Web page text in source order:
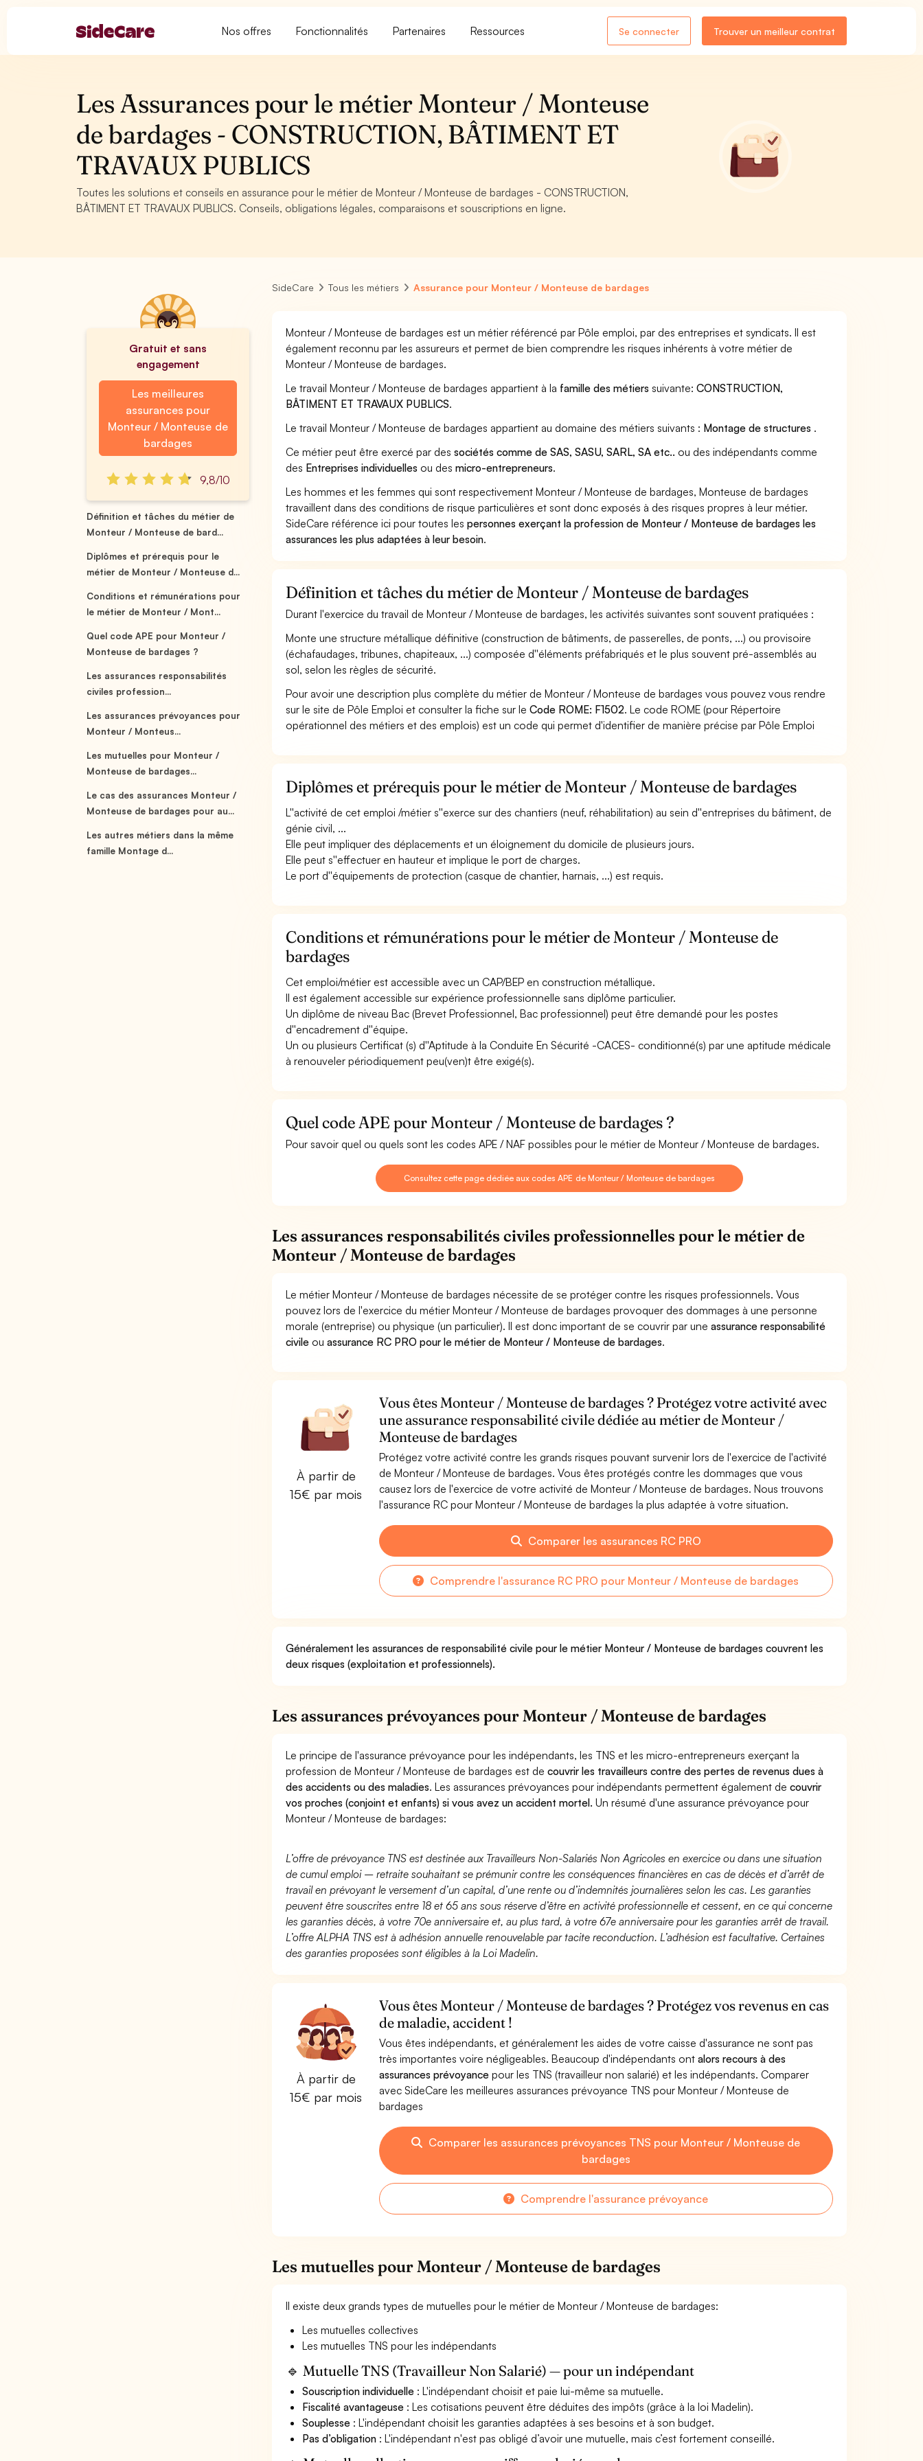
Nos offres Fonctionnalités Partenaires Ressources Se connecter Trouver un meilleur contrat
Les Assurances pour le métier Monteur / Monteuse
de bardages - CONSTRUCTION, BÂTIMENT ET
TRAVAUX PUBLICS
Toutes les solutions et conseils en assurance pour le métier de Monteur / Monteuse de bardages - CONSTRUCTION,
BÂTIMENT ET TRAVAUX PUBLICS. Conseils, obligations légales, comparaisons et souscriptions en ligne.
Gratuit et sans
engagement
Les meilleures
assurances pour
Monteur / Monteuse de
bardages
9,8/10
Définition et tâches du métier de
Monteur / Monteuse de bard...
Diplômes et prérequis pour le
métier de Monteur / Monteuse d...
Conditions et rémunérations pour
le métier de Monteur / Mont...
Quel code APE pour Monteur /
Monteuse de bardages ?
Les assurances responsabilités
civiles profession...
Les assurances prévoyances pour
Monteur / Monteus...
Les mutuelles pour Monteur /
Monteuse de bardages...
Le cas des assurances Monteur /
Monteuse de bardages pour au...
Les autres métiers dans la même
famille Montage d...
SideCare Tous les métiers Assurance pour Monteur / Monteuse de bardages
Monteur / Monteuse de bardages est un métier référencé par Pôle emploi, par des entreprises et syndicats. Il est
également reconnu par les assureurs et permet de bien comprendre les risques inhérents à votre métier de
Monteur / Monteuse de bardages.
Le travail Monteur / Monteuse de bardages appartient à la famille des métiers suivante:CONSTRUCTION,
BÂTIMENT ET TRAVAUX PUBLICS.
Le travail Monteur / Monteuse de bardages appartient au domaine des métiers suivants : Montage de structures .
Ce métier peut être exercé par dessociétés comme de SAS, SASU, SARL, SA etc.. ou des indépendants comme
des Entreprises individuelles ou desmicro-entrepreneurs.
Les hommes et les femmes qui sont respectivement Monteur / Monteuse de bardages, Monteuse de bardages
travaillent dans des conditions de risque particulières et sont donc exposés à des risques propres à leur métier.
SideCare référence ici pour toutes lespersonnes exerçant la profession de Monteur / Monteuse de bardages les
assurances les plus adaptées à leur besoin.
Définition et tâches du métier de Monteur / Monteuse de bardages
Durant l'exercice du travail de Monteur / Monteuse de bardages, les activités suivantes sont souvent pratiquées :
Monte une structure métallique définitive (construction de bâtiments, de passerelles, de ponts, ...) ou provisoire
(échafaudages, tribunes, chapiteaux, ...) composée d''éléments préfabriqués et le plus souvent pré-assemblés au
sol, selon les règles de sécurité.
Pour avoir une description plus complète du métier de Monteur / Monteuse de bardages vous pouvez vous rendre
sur le site de Pôle Emploi et consulter la fiche sur leCode ROME: F1502. Le code ROME (pour Répertoire
opérationnel des métiers et des emplois) est un code qui permet d'identifier de manière précise par Pôle Emploi
Diplômes et prérequis pour le métier de Monteur / Monteuse de bardages
L''activité de cet emploi /métier s''exerce sur des chantiers (neuf, réhabilitation) au sein d''entreprises du bâtiment, de
génie civil, ...
Elle peut impliquer des déplacements et un éloignement du domicile de plusieurs jours.
Elle peut s''effectuer en hauteur et implique le port de charges.
Le port d''équipements de protection (casque de chantier, harnais, ...) est requis.
Conditions et rémunérations pour le métier de Monteur / Monteuse de
bardages
Cet emploi/métier est accessible avec un CAP/BEP en construction métallique.
Il est également accessible sur expérience professionnelle sans diplôme particulier.
Un diplôme de niveau Bac (Brevet Professionnel, Bac professionnel) peut être demandé pour les postes
d''encadrement d''équipe.
Un ou plusieurs Certificat (s) d''Aptitude à la Conduite En Sécurité -CACES- conditionné(s) par une aptitude médicale
à renouveler périodiquement peu(ven)t être exigé(s).
Quel code APE pour Monteur / Monteuse de bardages ?
Pour savoir quel ou quels sont les codes APE / NAF possibles pour le métier de Monteur / Monteuse de bardages.
Consultez cette page dédiée aux codes APE de Monteur / Monteuse de bardages
Les assurances responsabilités civiles professionnelles pour le métier de
Monteur / Monteuse de bardages
Le métier Monteur / Monteuse de bardages nécessite de se protéger contre les risques professionnels. Vous
pouvez lors de l'exercice du métier Monteur / Monteuse de bardages provoquer des dommages à une personne
morale (entreprise) ou physique (un particulier). Il est donc important de se couvrir par uneassurance responsabilité
civile ouassurance RC PRO pour le métier de Monteur / Monteuse de bardages.
À partir de
15€ par mois
Vous êtes Monteur / Monteuse de bardages ? Protégez votre activité avec
une assurance responsabilité civile dédiée au métier de Monteur /
Monteuse de bardages
Protégez votre activité contre les grands risques pouvant survenir lors de l'exercice de l'activité
de Monteur / Monteuse de bardages. Vous êtes protégés contre les dommages que vous
causez lors de l'exercice de votre activité de Monteur / Monteuse de bardages. Nous trouvons
l'assurance RC pour Monteur / Monteuse de bardages la plus adaptée à votre situation.
Comparer les assurances RC PRO
Comprendre l'assurance RC PRO pour Monteur / Monteuse de bardages
Généralement les assurances de responsabilité civile pour le métier Monteur / Monteuse de bardages couvrent les
deux risques (exploitation et professionnels).
Les assurances prévoyances pour Monteur / Monteuse de bardages
Le principe de l'assurance prévoyance pour les indépendants, les TNS et les micro-entrepreneurs exerçant la
profession de Monteur / Monteuse de bardages est decouvrir les travailleurs contre des pertes de revenus dues à
des accidents ou des maladies. Les assurances prévoyances pour indépendants permettent également decouvrir
vos proches (conjoint et enfants) si vous avez un accident mortel. Un résumé d'une assurance prévoyance pour
Monteur / Monteuse de bardages:
L’offre de prévoyance TNS est destinée aux Travailleurs Non-Salariés Non Agricoles en exercice ou dans une situation
de cumul emploi – retraite souhaitant se prémunir contre les conséquences financières en cas de décès et d’arrêt de
travail en prévoyant le versement d’un capital, d’une rente ou d’indemnités journalières selon les cas. Les garanties
peuvent être souscrites entre 18 et 65 ans sous réserve d’être en activité professionnelle et cessent, en ce qui concerne
les garanties décès, à votre 70e anniversaire et, au plus tard, à votre 67e anniversaire pour les garanties arrêt de travail.
L’offre ALPHA TNS est à adhésion annuelle renouvelable par tacite reconduction. L’adhésion est facultative. Certaines
des garanties proposées sont éligibles à la Loi Madelin.
À partir de
15€ par mois
Vous êtes Monteur / Monteuse de bardages ? Protégez vos revenus en cas
de maladie, accident !
Vous êtes indépendants, et généralement les aides de votre caisse d'assurance ne sont pas
très importantes voire négligeables. Beaucoup d'indépendants ont alors recours à des
assurances prévoyancepour les TNS (travailleur non salarié) et les indépendants. Comparer
avec SideCare les meilleures assurances prévoyance TNS pour Monteur / Monteuse de
bardages
Comparer les assurances prévoyances TNS pour Monteur / Monteuse de
bardages
Comprendre l'assurance prévoyance
Les mutuelles pour Monteur / Monteuse de bardages
Il existe deux grands types de mutuelles pour le métier de Monteur / Monteuse de bardages:
Les mutuelles collectives
Les mutuelles TNS pour les indépendants
🔹 Mutuelle TNS (Travailleur Non Salarié) — pour un indépendant
Souscription individuelle : L'indépendant choisit et paie lui-même sa mutuelle.
Fiscalité avantageuse : Les cotisations peuvent être déduites des impôts (grâce à la loi Madelin).
Souplesse : L'indépendant choisit les garanties adaptées à ses besoins et à son budget.
Pas d’obligation : L'indépendant n'est pas obligé d’avoir une mutuelle, mais c’est fortement conseillé.